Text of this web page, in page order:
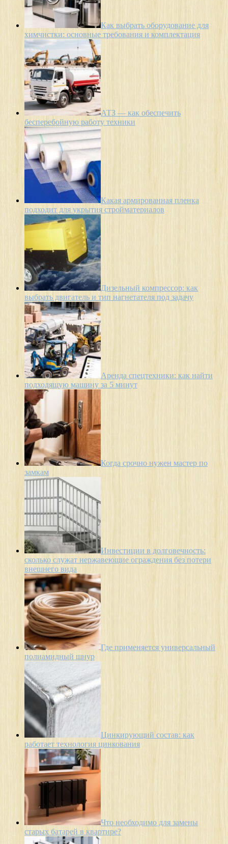
Как выбрать оборудование для
химчистки: основные требования и комплектация
АТЗ — как обеспечить
бесперебойную работу техники
Какая армированная пленка
подходит для укрытия стройматериалов
Дизельный компрессор: как
выбрать двигатель и тип нагнетателя под задачу
Аренда спецтехники: как найти
подходящую машину за 5 минут
Когда срочно нужен мастер по
замкам
Инвестиции в долговечность:
сколько служат нержавеющие ограждения без потери
внешнего вида
Где применяется универсальный
полиамидный шнур
Цинкирующий состав: как
работает технология цинкования
Что необходимо для замены
старых батарей в квартире?